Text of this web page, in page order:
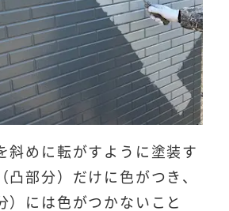
斜めに転がすように塗装す
凸部分）だけに色がつき、
）には色がつかないこと